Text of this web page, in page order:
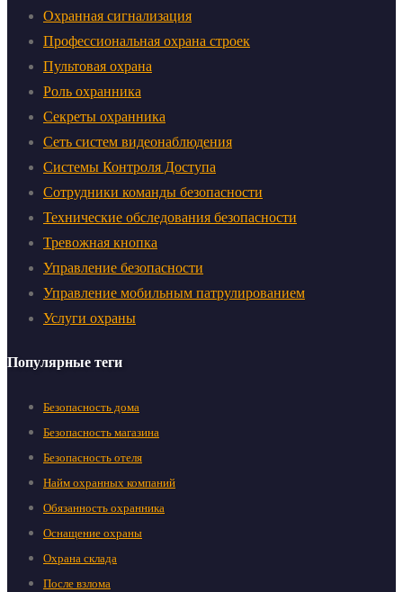
Охранная сигнализация
Профессиональная охрана строек
Пультовая охрана
Роль охранника
Секреты охранника
Сеть систем видеонаблюдения
Системы Контроля Доступа
Сотрудники команды безопасности
Технические обследования безопасности
Тревожная кнопка
Управление безопасности
Управление мобильным патрулированием
Услуги охраны
Популярные теги
Безопасность дома
Безопасность магазина
Безопасность отеля
Найм охранных компаний
Обязанность охранника
Оснащение охраны
Охрана склада
После взлома